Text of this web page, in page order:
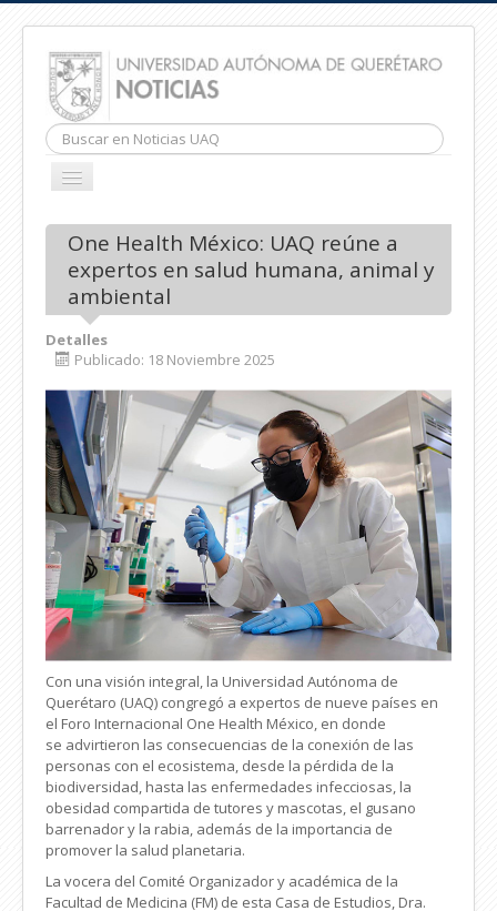
Buscar...
CAMBIAR
One Health México: UAQ reúne a
expertos en salud humana, animal y
ambiental
Detalles
Publicado: 18 Noviembre 2025
Con una visión integral, la Universidad Autónoma de
Querétaro (UAQ) congregó a expertos de nueve países en
el Foro Internacional One Health México, en donde
se advirtieron las consecuencias de la conexión de las
personas con el ecosistema, desde la pérdida de la
biodiversidad, hasta las enfermedades infecciosas, la
obesidad compartida de tutores y mascotas, el gusano
barrenador y la rabia, además de la importancia de
promover la salud planetaria.
La vocera del Comité Organizador y académica de la
Facultad de Medicina (FM) de esta Casa de Estudios, Dra.